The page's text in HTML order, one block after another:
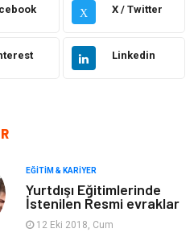
Keyif & Hobi
Organizasyon
X X / Twitter
Linkedin
EĞITIM & KARIYER
Yurtdışı Eğitimlerinde
İstenilen Resmi evraklar
12 Eki 2018, Cum